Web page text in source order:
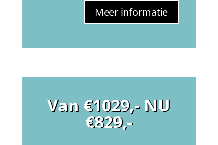
Meer informatie
Van €1029,- NU
€829,-